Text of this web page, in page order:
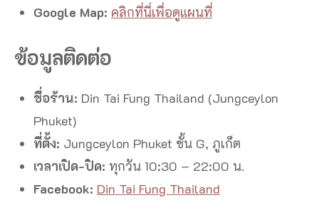
Google Map: คลิกที่นี่เพื่อดูแผนที่
ข้อมูลติดต่อ
ชื่อร้าน: Din Tai Fung Thailand (Jungceylon
Phuket)
ที่ตั้ง: Jungceylon Phuket ชั้น G, ภูเก็ต
เวลาเปิด-ปิด: ทุกวัน 10:30 – 22:00 น.
Facebook: Din Tai Fung Thailand